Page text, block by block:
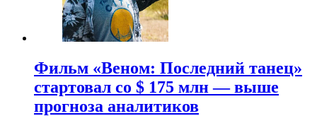
Фильм «Веном: Последний танец»
стартовал со $ 175 млн — выше
прогноза аналитиков